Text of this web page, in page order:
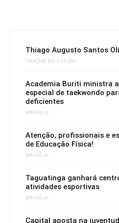
Thiago Augusto Santos
CRAQUE DO FUTURO
Academia Buriti ministra
especial de taekwondo
deficientes
BRASÍLIA
Atenção, profissionais e
de Educação Física!
BRASÍLIA
Taguatinga ganhará
atividades esportivas
BRASÍLIA
Capital aposta na